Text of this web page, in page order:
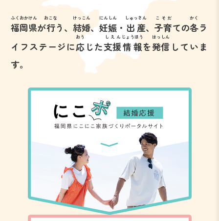
福岡県
ふくおかけん
が行
おこな
う、結婚
けっこん
、妊娠
にんしん
・ 出産
しゅっさん
、子育
こそだ
ての各
かく
ラ
イフステージに応
おう
じた支援
しえん
情報
じょうほう
を発信
はっしん
していま
す。